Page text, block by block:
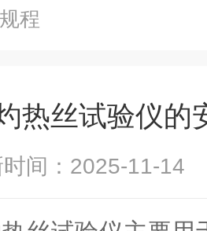
程
热丝试验仪的
时间：2025-11-